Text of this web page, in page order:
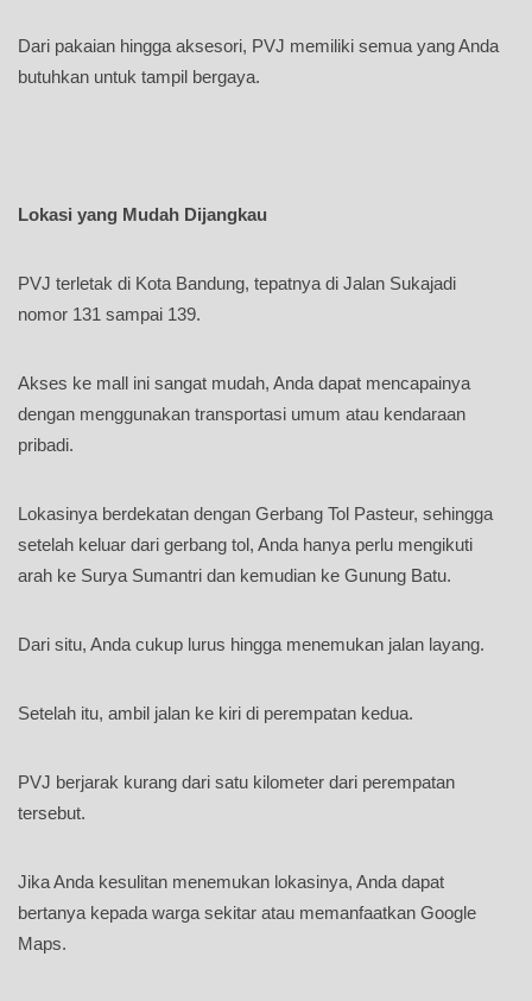
Dari pakaian hingga aksesori, PVJ memiliki semua yang Anda
butuhkan untuk tampil bergaya.
Lokasi yang Mudah Dijangkau
PVJ terletak di Kota Bandung, tepatnya di Jalan Sukajadi
nomor 131 sampai 139.
Akses ke mall ini sangat mudah, Anda dapat mencapainya
dengan menggunakan transportasi umum atau kendaraan
pribadi.
Lokasinya berdekatan dengan Gerbang Tol Pasteur, sehingga
setelah keluar dari gerbang tol, Anda hanya perlu mengikuti
arah ke Surya Sumantri dan kemudian ke Gunung Batu.
Dari situ, Anda cukup lurus hingga menemukan jalan layang.
Setelah itu, ambil jalan ke kiri di perempatan kedua.
PVJ berjarak kurang dari satu kilometer dari perempatan
tersebut.
Jika Anda kesulitan menemukan lokasinya, Anda dapat
bertanya kepada warga sekitar atau memanfaatkan Google
Maps.